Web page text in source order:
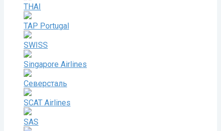
THAI
TAP Portugal
SWISS
Singapore Airlines
Северсталь
SCAT Airlines
SAS